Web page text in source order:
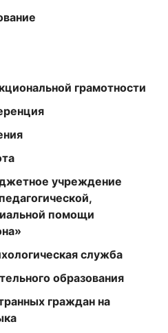
грамотности
учреждение
помощи
служба
образования
граждан на